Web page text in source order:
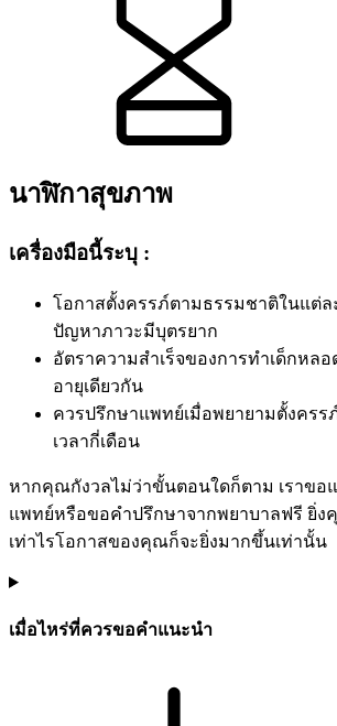
นาฬิกาสุขภาพ
เครื่องมือนี้ระบุ :
โอกาสตั้งครรภ์ตามธรรมชาติในแต่ล
ปัญหาภาวะมีบุตรยาก
อัตราความสำเร็จของการทำเด็กหลอ
อายุเดียวกัน
ควรปรึกษาแพทย์เมื่อพยายามตั้งครรภ์
เวลากี่เดือน
หากคุณกังวลไม่ว่าขั้นตอนใดก็ตาม เราขอ
แพทย์หรือขอคำปรึกษาจากพยาบาลฟรี ยิ่ง
เท่าไรโอกาสของคุณก็จะยิ่งมากขึ้นเท่านั้น
เมื่อไหร่ที่ควรขอคำแนะนำ